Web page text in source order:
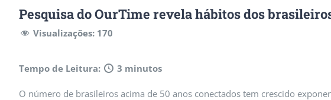
Pesquisa do OurTime revela hábitos dos
Visualizações: 170
Tempo de Leitura: 3 minutos
O número de brasileiros acima de 50 anos conectados tem crescido